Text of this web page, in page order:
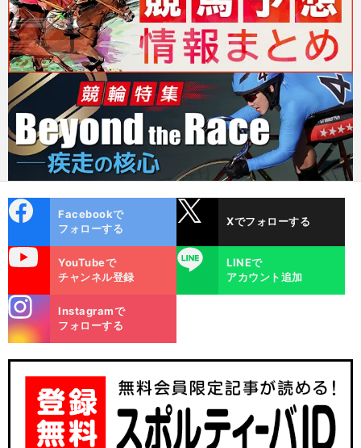
ok
Facebookで
フォローする
Xでフォローする
YouTubeで
チャンネル登録
LINE
LINEで
アカウント追加
m
Instagramで
フォローする